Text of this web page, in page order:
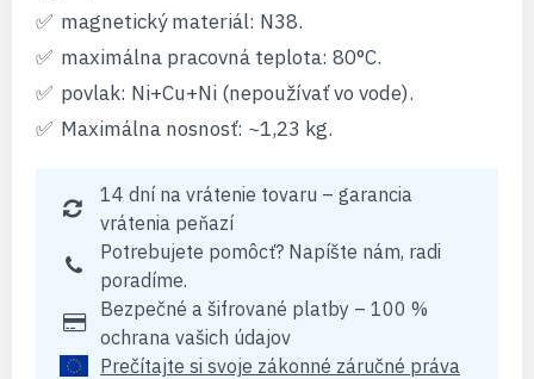
magnetický materiál: N38.
maximálna pracovná teplota: 80°C.
povlak: Ni+Cu+Ni (nepoužívať vo vode).
Maximálna nosnosť: ~1,23 kg.
14 dní na vrátenie tovaru – garancia
vrátenia peňazí
Potrebujete pomôcť? Napíšte nám, radi
poradíme.
Bezpečné a šifrované platby – 100 %
ochrana vašich údajov
Prečítajte si svoje zákonné záručné práva